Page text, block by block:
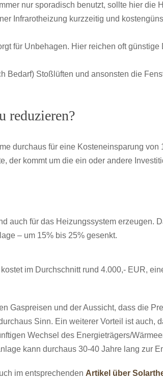
nur sporadisch benutzt, sollte hier die
Infrarotheizung kurzzeitig und
für Unbehagen. Hier reichen oft günstige
Bedarf) Stoßlüften und ansonsten die
reduzieren?
durchaus für eine Kosteneinsparung von
der kommt um die ein oder andere
auch für das Heizungssystem erzeugen.
– um 15% bis 25% gesenkt.
im Durchschnitt rund 4.000,- EUR,
Gaspreisen und der Aussicht, dass die
Sinn. Ein weiterer Vorteil ist auch,
Wechsel des Energieträgers/
kann durchaus 30-40 Jahre lang zur
im entsprechenden Artikel über